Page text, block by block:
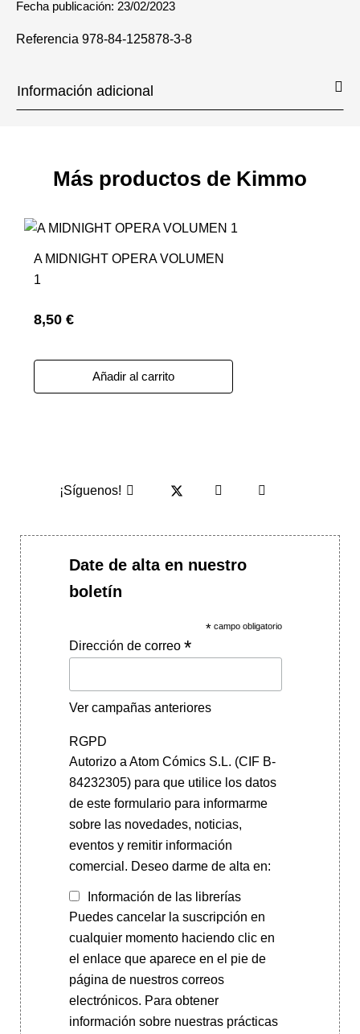
Fecha publicación: 23/02/2023
Referencia 978-84-125878-3-8
Información adicional
Más productos de Kimmo
A MIDNIGHT OPERA VOLUMEN
1
8,50 €
Añadir al carrito
¡Síguenos!
Date de alta en nuestro
boletín
* campo obligatorio
Dirección de correo *
Ver campañas anteriores
RGPD
Autorizo a Atom Cómics S.L. (CIF B-
84232305) para que utilice los datos
de este formulario para informarme
sobre las novedades, noticias,
eventos y remitir información
comercial. Deseo darme de alta en:
Información de las librerías
Puedes cancelar la suscripción en
cualquier momento haciendo clic en
el enlace que aparece en el pie de
página de nuestros correos
electrónicos. Para obtener
información sobre nuestras prácticas